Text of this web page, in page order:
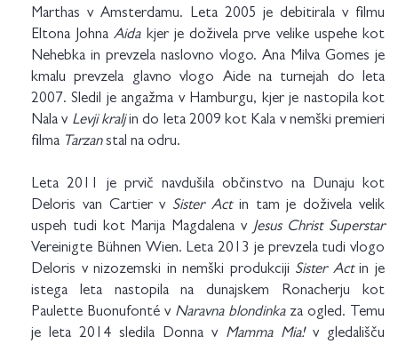
Marthas v Amsterdamu. Leta 2005 je debitirala v filmu
Eltona JohnaAidakjer je doživela prve velike uspehe kot
Nehebka in prevzela naslovno vlogo. Ana Milva Gomes je
kmalu prevzela glavno vlogo Aide na turnejah do leta
2007. Sledil je angažma v Hamburgu, kjer je nastopila kot
Nala v Levji kraljin do leta 2009 kot Kala v nemški premieri
filma Tarzanstal na odru.
Leta 2011 je prvič navdušila občinstvo na Dunaju kot
Deloris van Cartier v Sister Actin tam je doživela velik
uspeh tudi kot Marija Magdalena v Jesus Christ Superstar
Vereinigte Bühnen Wien. Leta 2013 je prevzela tudi vlogo
Deloris v nizozemski in nemški produkciji Sister Actin je
istega leta nastopila na dunajskem Ronacherju kot
Paulette Buonufonté v Naravna blondinkaza ogled. Temu
je leta 2014 sledila Donna v Mamma Mia!v gledališču